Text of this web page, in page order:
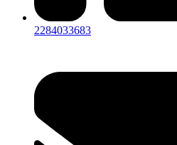
2284033683